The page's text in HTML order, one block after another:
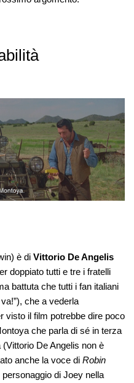
è di Vittorio De Angelis
doppiato tutti e tre i fratelli
battuta che tutti i fan italiani
che a vederla
visto il film potrebbe dire poco
che parla di sé in terza
De Angelis non è
anche la voce di Robin
personaggio di Joey nella